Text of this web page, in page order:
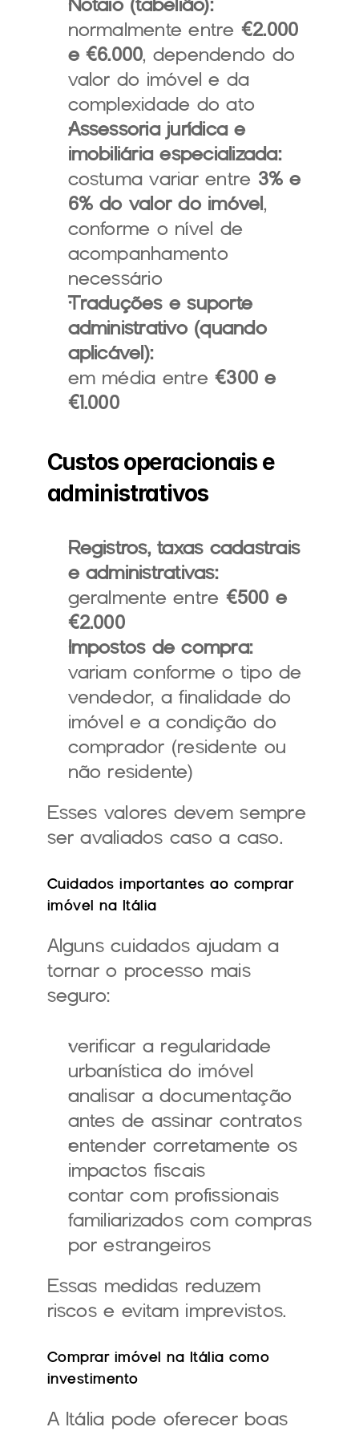
normalmente entre €2.000
e €6.000, dependendo do
valor do imóvel e da
complexidade do ato
Assessoria jurídica e
imobiliária especializada:
costuma variar entre 3% e
6% do valor do imóvel,
conforme o nível de
acompanhamento
necessário
Traduções e suporte
administrativo (quando
aplicável):
em média entre €300 e
€1.000
Custos operacionais e
administrativos
Registros, taxas cadastrais
e administrativas:
geralmente entre €500 e
€2.000
Impostos de compra:
variam conforme o tipo de
vendedor, a finalidade do
imóvel e a condição do
comprador (residente ou
não residente)
Esses valores devem sempre
ser avaliados caso a caso.
Cuidados importantes ao comprar
imóvel na Itália
Alguns cuidados ajudam a
tornar o processo mais
seguro:
verificar a regularidade
urbanística do imóvel
analisar a documentação
antes de assinar contratos
entender corretamente os
impactos fiscais
contar com profissionais
familiarizados com compras
por estrangeiros
Essas medidas reduzem
riscos e evitam imprevistos.
Comprar imóvel na Itália como
investimento
A Itália pode oferecer boas